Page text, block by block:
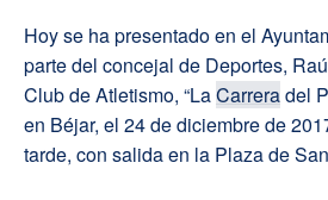
Hoy se ha presentado en el
parte del concejal de Deportes,
Club de Atletismo, “LaCarreradel
en Béjar, el 24 de diciembre de
tarde, con salida en la Plaza de